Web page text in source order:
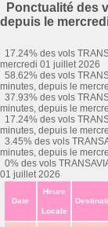
Ponctualité des
depuis le
17.24% des vols
mercredi 01 juillet 2026
58.62% des vols
minutes, depuis le
37.93% des vols
minutes, depuis le
17.24% des vols
minutes, depuis le
3.45% des vols
minutes, depuis le
0% des vols
01 juillet 2026
Date
Heure
Locale